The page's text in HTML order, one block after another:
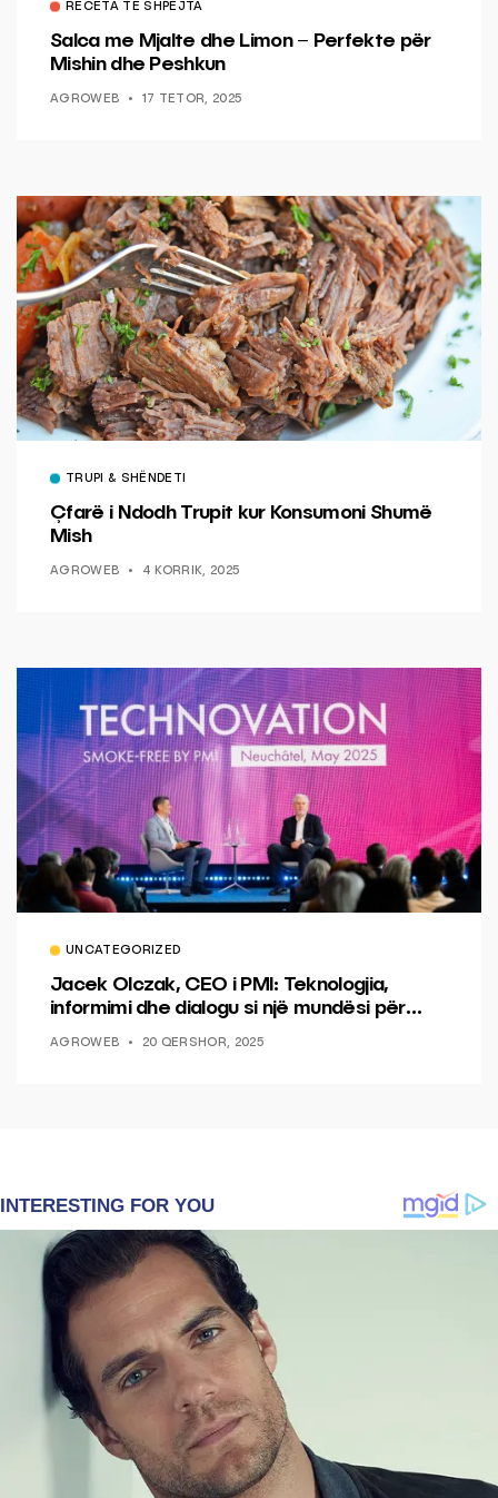
RECETA TË SHPEJTA
Salca me Mjalte dhe Limon – Perfekte për
Mishin dhe Peshkun
AGROWEB 17 TETOR, 2025
TRUPI & SHËNDETI
Çfarë i Ndodh Trupit kur Konsumoni Shumë
Mish
AGROWEB 4 KORRIK, 2025
UNCATEGORIZED
Jacek Olczak, CEO i PMI: Teknologjia,
informimi dhe dialogu si një mundësi për
AGROWEB 20 QERSHOR, 2025